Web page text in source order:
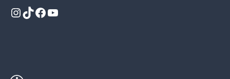
Instagram
TikTok
Facebook
YouTube